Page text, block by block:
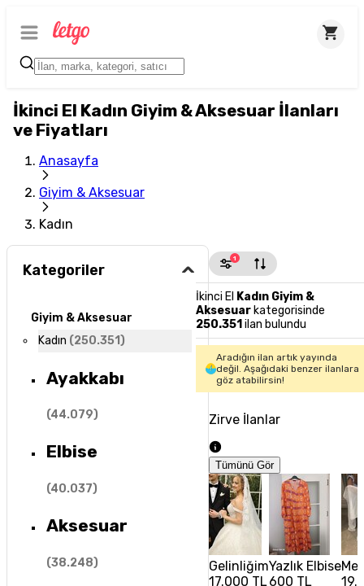
İkinci El Kadın Giyim & Aksesuar İlanları
ve Fiyatları
Anasayfa
Giyim & Aksesuar
Kadın
Kategoriler
Giyim & Aksesuar
Kadın (250.351)
Ayakkabı
(44.079)
Elbise
(40.037)
Aksesuar
(38.248)
1
İkinci El Kadın Giyim &
Aksesuarkategorisinde
250.351 ilan bulundu
Aradığın ilan artık yayında
değil. Aşağıdaki benzer ilanlara
göz atabilirsin!
Zirve İlanlar
Tümünü Gör
Gelinliğim
17.000 TL
Yazlık Elbise
600 TL